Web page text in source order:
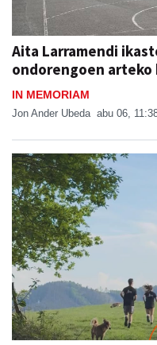
Aita Larramendi
ondorengoen arteko
IN MEMORIAM
Jon Ander Ubeda abu 06,